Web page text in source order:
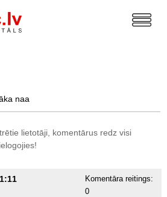
naa
lietotāji, komentārus redz visi
Komentāra reitings:
0